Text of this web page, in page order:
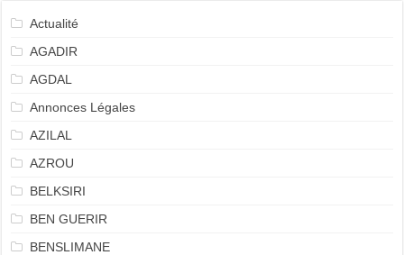
Actualité
AGADIR
AGDAL
Annonces Légales
AZILAL
AZROU
BELKSIRI
BEN GUERIR
BENSLIMANE